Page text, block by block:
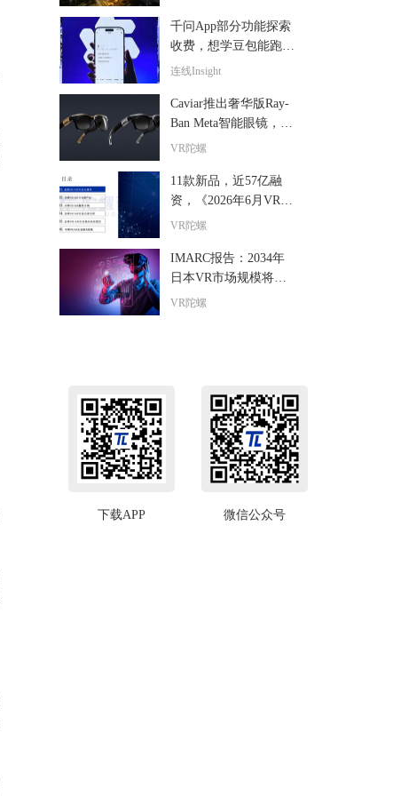
千问App部分功能探索
收费，想学豆包能跑通
吗？
连线Insight
Caviar推出奢华版Ray-
Ban Meta智能眼镜，全
球限量24副售价超6000
VR陀螺
11款新品，近57亿融
资，《2026年6月VR/A
R与AI眼镜行业月报》
VR陀螺
IMARC报告：2034年
日本VR市场规模将达9
5亿美元，年复合增长
VR陀螺
下载APP 微信公众号